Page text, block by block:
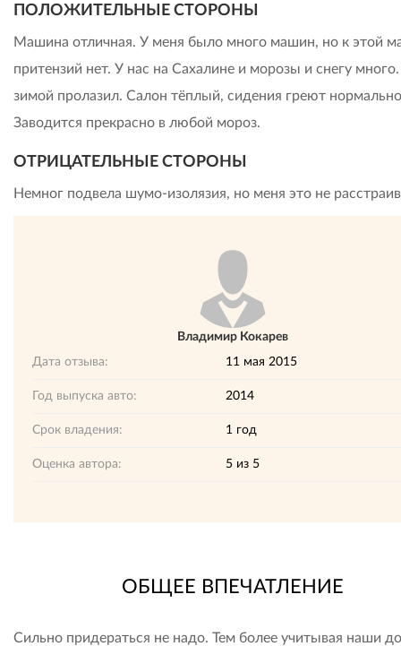
ПОЛОЖИТЕЛЬНЫЕ СТОРОНЫ
Машина отличная. У меня было много машин, но к этой
притензий нет. У нас на Сахалине и морозы и снегу
зимой пролазил. Салон тёплый, сидения греют
Заводится прекрасно в любой мороз.
ОТРИЦАТЕЛЬНЫЕ СТОРОНЫ
Немног подвела шумо-изолязия, но меня это не
Владимир Кокарев
Дата отзыва: 11 мая 2015
Год выпуска авто: 2014
Срок владения: 1 год
Оценка автора: 5из 5
ОБЩЕЕ ВПЕЧАТЛЕНИЕ
Сильно придераться не надо. Тем более учитывая наши